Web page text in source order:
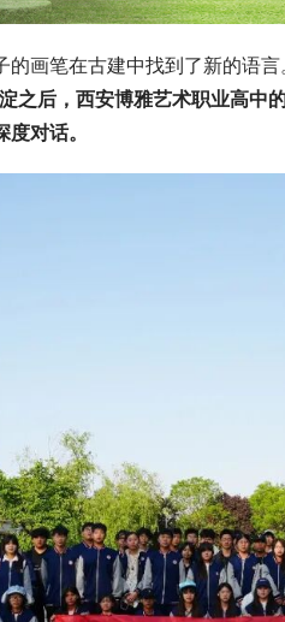
画笔在古建中找到了新的语言
之后，西安博雅艺术职业高中
对话。